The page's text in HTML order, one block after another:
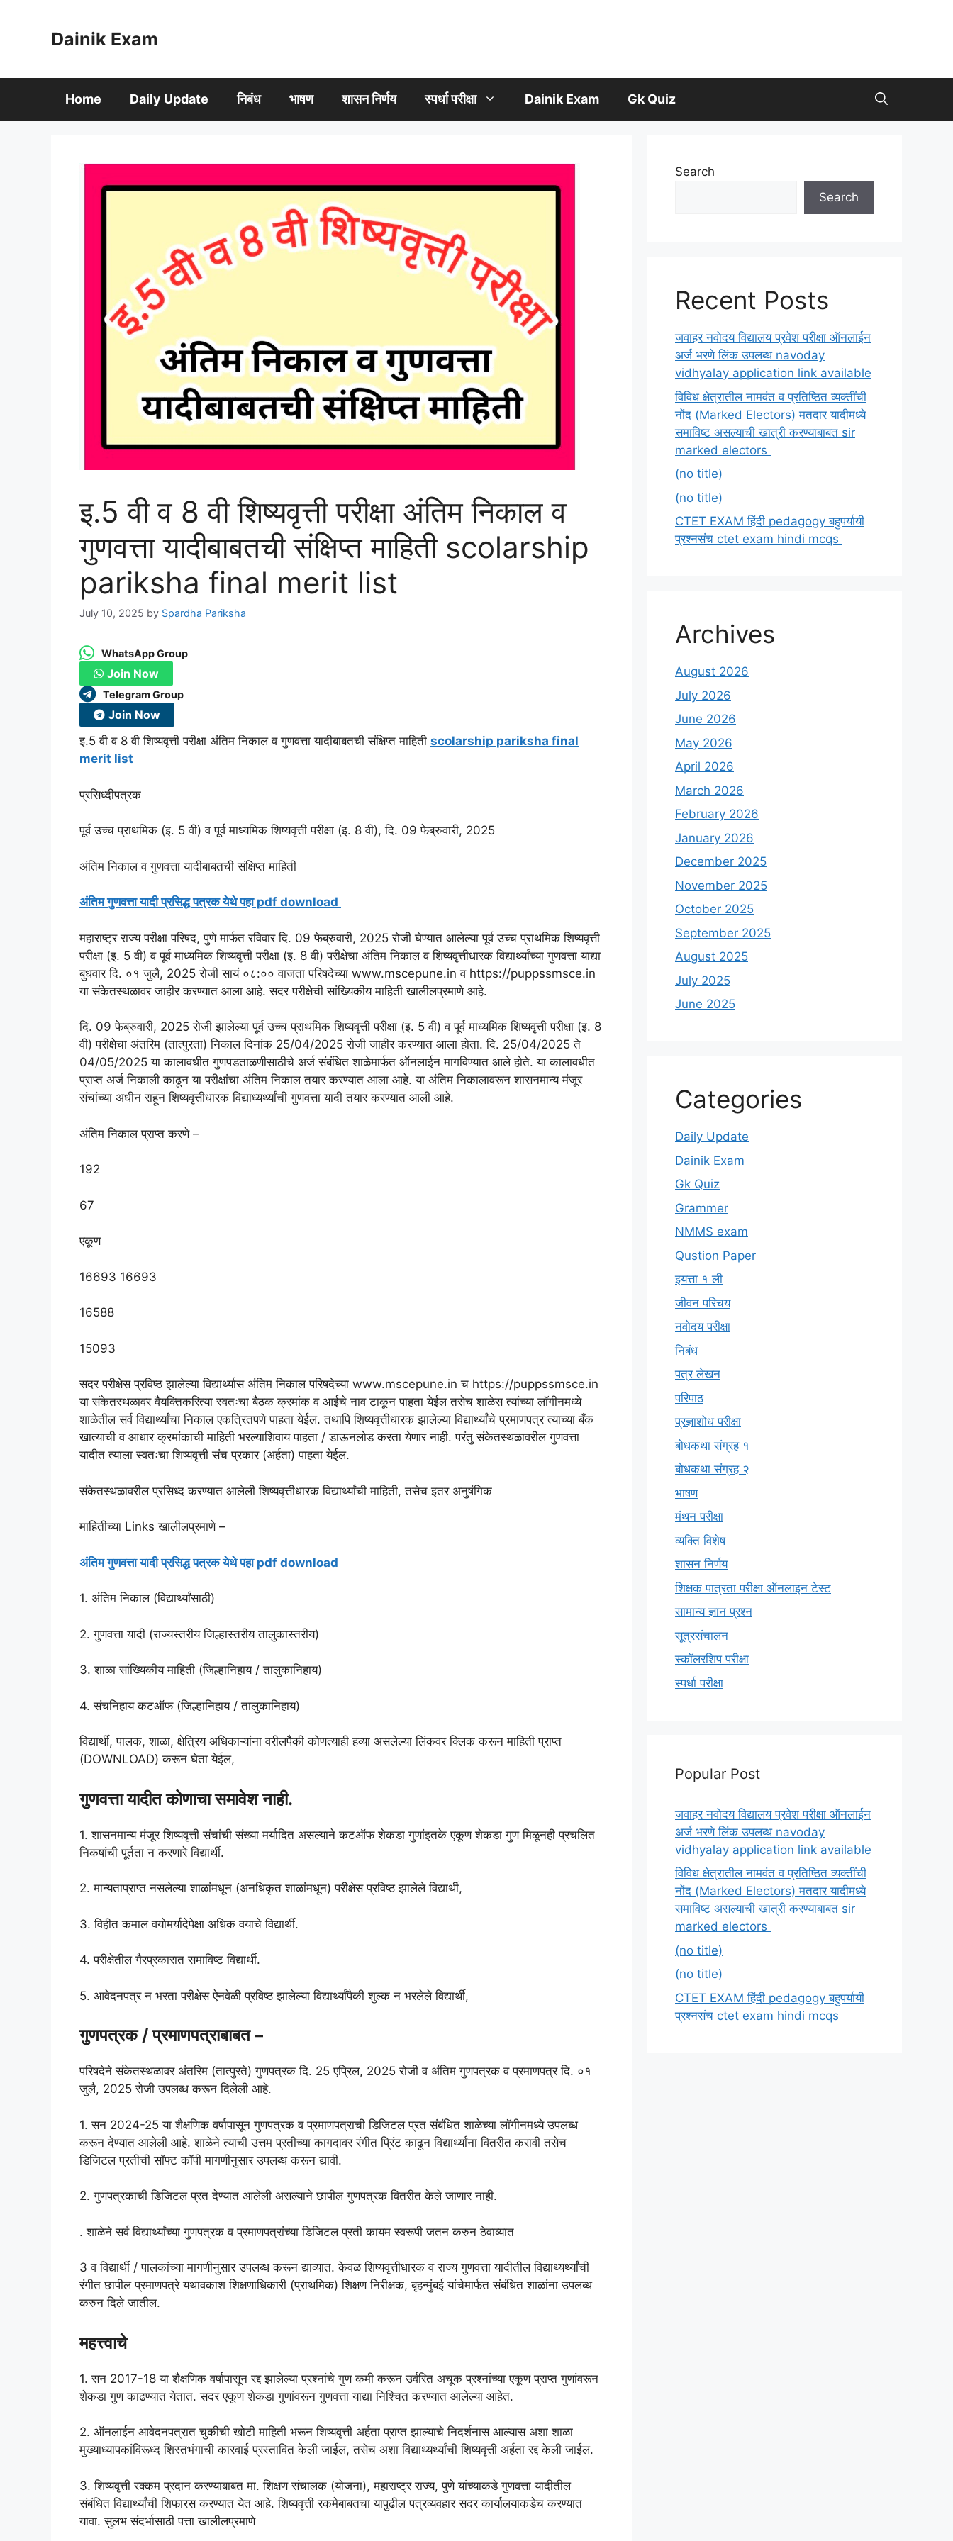
Dainik Exam
Home Daily Update निबंध भाषण शासन निर्णय स्पर्धा परीक्षा Dainik Exam Gk Quiz
इ.5 वी व 8 वी शिष्यवृत्ती परीक्षा अंतिम निकाल व
गुणवत्ता यादीबाबतची संक्षिप्त माहिती scolarship
pariksha final merit list
July 10, 2025 by Spardha Pariksha
WhatsApp Group
Join Now
Telegram Group
Join Now
इ.5 वी व 8 वी शिष्यवृत्ती परीक्षा अंतिम निकाल व गुणवत्ता यादीबाबतची संक्षिप्त माहिती scolarship pariksha final
merit list
प्रसिध्दीपत्रक
पूर्व उच्च प्राथमिक (इ. 5 वी) व पूर्व माध्यमिक शिष्यवृत्ती परीक्षा (इ. 8 वी), दि. 09 फेब्रुवारी, 2025
अंतिम निकाल व गुणवत्ता यादीबाबतची संक्षिप्त माहिती
अंतिम गुणवत्ता यादी प्रसिद्ध पत्रक येथे पहा pdf download
महाराष्ट्र राज्य परीक्षा परिषद, पुणे मार्फत रविवार दि. 09 फेब्रुवारी, 2025 रोजी घेण्यात आलेल्या पूर्व उच्च प्राथमिक शिष्यवृत्ती
परीक्षा (इ. 5 वी) व पूर्व माध्यमिक शिष्यवृत्ती परीक्षा (इ. 8 वी) परीक्षेचा अंतिम निकाल व शिष्यवृत्तीधारक विद्यार्थ्यांच्या गुणवत्ता याद्या
बुधवार दि. ०१ जुलै, 2025 रोजी सायं ०८:०० वाजता परिषदेच्या www.mscepune.in व https://puppssmsce.in
या संकेतस्थळावर जाहीर करण्यात आला आहे. सदर परीक्षेची सांख्यिकीय माहिती खालीलप्रमाणे आहे.
दि. 09 फेब्रुवारी, 2025 रोजी झालेल्या पूर्व उच्च प्राथमिक शिष्यवृत्ती परीक्षा (इ. 5 वी) व पूर्व माध्यमिक शिष्यवृत्ती परीक्षा (इ. 8
वी) परीक्षेचा अंतरिम (तात्पुरता) निकाल दिनांक 25/04/2025 रोजी जाहीर करण्यात आला होता. दि. 25/04/2025 ते
04/05/2025 या कालावधीत गुणपडताळणीसाठीचे अर्ज संबंधित शाळेमार्फत ऑनलाईन मागविण्यात आले होते. या कालावधीत
प्राप्त अर्ज निकाली काढून या परीक्षांचा अंतिम निकाल तयार करण्यात आला आहे. या अंतिम निकालावरून शासनमान्य मंजूर
संचांच्या अधीन राहून शिष्यवृत्तीधारक विद्याध्यर्थ्यांची गुणवत्ता यादी तयार करण्यात आली आहे.
अंतिम निकाल प्राप्त करणे –
192
67
एकूण
16693 16693
16588
15093
सदर परीक्षेस प्रविष्ठ झालेल्या विद्यार्थ्यास अंतिम निकाल परिषदेच्या www.mscepune.in च https://puppssmsce.in
या संकेतस्थळावर वैयक्तिकरित्या स्वतःचा बैठक क्रमांक व आईचे नाव टाकून पाहता येईल तसेच शाळेस त्यांच्या लॉगीनमध्ये
शाळेतील सर्व विद्यार्थ्यांचा निकाल एकत्रितपणे पाहता येईल. तथापि शिष्यवृत्तीधारक झालेल्या विद्यार्थ्यांचे प्रमाणपत्र त्याच्या बँक
खात्याची व आधार क्रमांकाची माहिती भरल्याशिवाय पाहता / डाऊनलोड करता येणार नाही. परंतु संकेतस्थळावरील गुणवत्ता
यादीत त्याला स्वतःचा शिष्यवृत्ती संच प्रकार (अर्हता) पाहता येईल.
संकेतस्थळावरील प्रसिध्द करण्यात आलेली शिष्यवृत्तीधारक विद्यार्थ्यांची माहिती, तसेच इतर अनुषंगिक
माहितीच्या Links खालीलप्रमाणे –
अंतिम गुणवत्ता यादी प्रसिद्ध पत्रक येथे पहा pdf download
1. अंतिम निकाल (विद्यार्थ्यांसाठी)
2. गुणवत्ता यादी (राज्यस्तरीय जिल्हास्तरीय तालुकास्तरीय)
3. शाळा सांख्यिकीय माहिती (जिल्हानिहाय / तालुकानिहाय)
4. संचनिहाय कटऑफ (जिल्हानिहाय / तालुकानिहाय)
विद्यार्थी, पालक, शाळा, क्षेत्रिय अधिकाऱ्यांना वरीलपैकी कोणत्याही हव्या असलेल्या लिंकवर क्लिक करून माहिती प्राप्त
(DOWNLOAD) करून घेता येईल,
गुणवत्ता यादीत कोणाचा समावेश नाही.
1. शासनमान्य मंजूर शिष्यवृत्ती संचांची संख्या मर्यादित असल्याने कटऑफ शेकडा गुणांइतके एकूण शेकडा गुण मिळूनही प्रचलित
निकषांची पूर्तता न करणारे विद्यार्थी.
2. मान्यताप्राप्त नसलेल्या शाळांमधून (अनधिकृत शाळांमधून) परीक्षेस प्रविष्ठ झालेले विद्यार्थी,
3. विहीत कमाल वयोमर्यादेपेक्षा अधिक वयाचे विद्यार्थी.
4. परीक्षेतील गैरप्रकारात समाविष्ट विद्यार्थी.
5. आवेदनपत्र न भरता परीक्षेस ऐनवेळी प्रविष्ठ झालेल्या विद्यार्थ्यांपैकी शुल्क न भरलेले विद्यार्थी,
गुणपत्रक / प्रमाणपत्राबाबत –
परिषदेने संकेतस्थळावर अंतरिम (तात्पुरते) गुणपत्रक दि. 25 एप्रिल, 2025 रोजी व अंतिम गुणपत्रक व प्रमाणपत्र दि. ०१
जुलै, 2025 रोजी उपलब्ध करून दिलेली आहे.
1. सन 2024-25 या शैक्षणिक वर्षापासून गुणपत्रक व प्रमाणपत्राची डिजिटल प्रत संबंधित शाळेच्या लॉगीनमध्ये उपलब्ध
करून देण्यात आलेली आहे. शाळेने त्याची उत्तम प्रतीच्या कागदावर रंगीत प्रिंट काढून विद्यार्थ्यांना वितरीत करावी तसेच
डिजिटल प्रतीची सॉफ्ट कॉपी मागणीनुसार उपलब्ध करून द्यावी.
2. गुणपत्रकाची डिजिटल प्रत देण्यात आलेली असल्याने छापील गुणपत्रक वितरीत केले जाणार नाही.
. शाळेने सर्व विद्यार्थ्यांच्या गुणपत्रक व प्रमाणपत्रांच्या डिजिटल प्रती कायम स्वरूपी जतन करुन ठेवाव्यात
3 व विद्यार्थी / पालकांच्या मागणीनुसार उपलब्ध करून द्याव्यात. केवळ शिष्यवृत्तीधारक व राज्य गुणवत्ता यादीतील विद्याथ्यर्थ्यांची
रंगीत छापील प्रमाणपत्रे यथावकाश शिक्षणाधिकारी (प्राथमिक) शिक्षण निरीक्षक, बृहन्मुंबई यांचेमार्फत संबंधित शाळांना उपलब्ध
करुन दिले जातील.
महत्त्वाचे
1. सन 2017-18 या शैक्षणिक वर्षापासून रद्द झालेल्या प्रश्नांचे गुण कमी करून उर्वरित अचूक प्रश्नांच्या एकूण प्राप्त गुणांवरून
शेकडा गुण काढण्यात येतात. सदर एकूण शेकडा गुणांवरून गुणवत्ता याद्या निश्चित करण्यात आलेल्या आहेत.
2. ऑनलाईन आवेदनपत्रात चुकीची खोटी माहिती भरून शिष्यवृत्ती अर्हता प्राप्त झाल्याचे निदर्शनास आल्यास अशा शाळा
मुख्याध्यापकांविरूध्द शिस्तभंगाची कारवाई प्रस्तावित केली जाईल, तसेच अशा विद्याथ्यर्थ्यांची शिष्यवृत्ती अर्हता रद्द केली जाईल.
3. शिष्यवृत्ती रक्कम प्रदान करण्याबाबत मा. शिक्षण संचालक (योजना), महाराष्ट्र राज्य, पुणे यांच्याकडे गुणवत्ता यादीतील
संबंधित विद्यार्थ्यांची शिफारस करण्यात येत आहे. शिष्यवृत्ती रकमेबाबतचा यापुढील पत्रव्यवहार सदर कार्यालयाकडेच करण्यात
यावा. सुलभ संदर्भासाठी पत्ता खालीलप्रमाणे
Search
Search
Recent Posts
जवाहर नवोदय विद्यालय प्रवेश परीक्षा ऑनलाईन
अर्ज भरणे लिंक उपलब्ध navoday
vidhyalay application link available
विविध क्षेत्रातील नामवंत व प्रतिष्ठित व्यक्तींची
नोंद (Marked Electors) मतदार यादीमध्ये
समाविष्ट असल्याची खात्री करण्याबाबत sir
marked electors
(no title)
(no title)
CTET EXAM हिंदी pedagogy बहुपर्यायी
प्रश्नसंच ctet exam hindi mcqs
Archives
August 2026
July 2026
June 2026
May 2026
April 2026
March 2026
February 2026
January 2026
December 2025
November 2025
October 2025
September 2025
August 2025
July 2025
June 2025
Categories
Daily Update
Dainik Exam
Gk Quiz
Grammer
NMMS exam
Qustion Paper
इयत्ता १ ली
जीवन परिचय
नवोदय परीक्षा
निबंध
पत्र लेखन
परिपाठ
प्रज्ञाशोध परीक्षा
बोधकथा संग्रह १
बोधकथा संग्रह २
भाषण
मंथन परीक्षा
व्यक्ति विशेष
शासन निर्णय
शिक्षक पात्रता परीक्षा ऑनलाइन टेस्ट
सामान्य ज्ञान प्रश्न
सूत्रसंचालन
स्कॉलरशिप परीक्षा
स्पर्धा परीक्षा
Popular Post
जवाहर नवोदय विद्यालय प्रवेश परीक्षा ऑनलाईन
अर्ज भरणे लिंक उपलब्ध navoday
vidhyalay application link available
विविध क्षेत्रातील नामवंत व प्रतिष्ठित व्यक्तींची
नोंद (Marked Electors) मतदार यादीमध्ये
समाविष्ट असल्याची खात्री करण्याबाबत sir
marked electors
(no title)
(no title)
CTET EXAM हिंदी pedagogy बहुपर्यायी
प्रश्नसंच ctet exam hindi mcqs